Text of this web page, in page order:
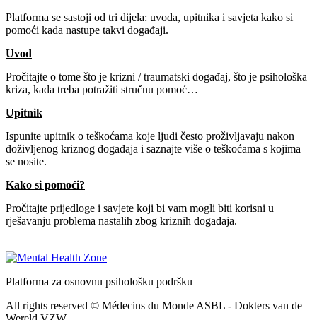
Platforma se sastoji od tri dijela: uvoda, upitnika i savjeta kako si
pomoći kada nastupe takvi događaji.
Uvod
Pročitajte o tome što je krizni / traumatski događaj, što je psihološka
kriza, kada treba potražiti stručnu pomoć…
Upitnik
Ispunite upitnik o teškoćama koje ljudi često proživljavaju nakon
doživljenog kriznog događaja i saznajte više o teškoćama s kojima
se nosite.
Kako si pomoći?
Pročitajte prijedloge i savjete koji bi vam mogli biti korisni u
rješavanju problema nastalih zbog kriznih događaja.
Platforma za osnovnu psihološku podršku
All rights reserved © Médecins du Monde ASBL - Dokters van de